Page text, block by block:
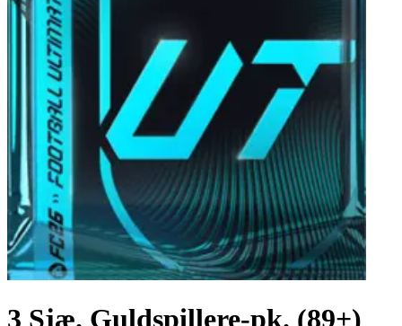
3 Sjæ. Guldspillere-pk. (89+)